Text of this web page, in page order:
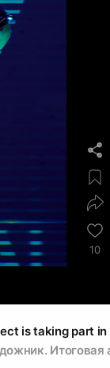
10
is taking part
Итоговая